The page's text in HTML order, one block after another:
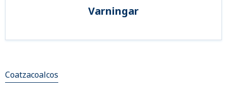
Varningar
Coatzacoalcos